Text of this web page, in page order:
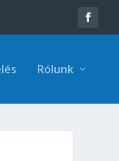
Rólunk